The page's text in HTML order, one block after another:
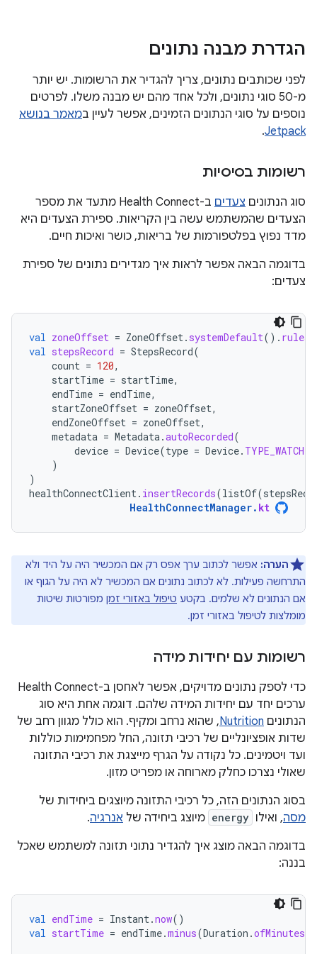
הגדרת מבנה נתונים
לפני שכותבים נתונים, צריך להגדיר את הרשומות. יש יותר
מ-50 סוגי נתונים, ולכל אחד מהם יש מבנה משלו. לפרטים
נוספים על סוגי הנתונים הזמינים, אפשר לעיין במאמר בנושא
Jetpack
.
רשומות בסיסיות
סוג הנתונים צעדים
ב-Health Connect מתעד את מספר
הצעדים שהמשתמש עשה בין הקריאות. ספירת הצעדים היא
מדד נפוץ בפלטפורמות של בריאות, כושר ואיכות חיים.
בדוגמה הבאה אפשר לראות איך מגדירים נתונים של ספירת
צעדים:
val zoneOffset = ZoneOffset. systemDefault(). rules
val stepsRecord = StepsRecord(
count = 120,
startTime = startTime,
endTime = endTime,
startZoneOffset = zoneOffset,
endZoneOffset = zoneOffset,
metadata = Metadata.autoRecorded(
device = Device(type = Device. TYPE_WATCH
)
)
healthConnectClient. insertRecords(listOf(
HealthConnectManager. kt
הערה: אפשר לכתוב ערך אפס רק אם המכשיר היה על היד ולא
התרחשה פעילות. לא לכתוב נתונים אם המכשיר לא היה על הגוף או
אם הנתונים לא שלמים. בקטע טיפול באזורי זמן מפורטות שיטות
מומלצות לטיפול באזורי זמן.
רשומות עם יחידות מידה
כדי לספק נתונים מדויקים, אפשר לאחסן ב-Health Connect
ערכים יחד עם יחידות המידה שלהם. דוגמה אחת היא סוג
הנתונים Nutrition, שהוא נרחב ומקיף. הוא כולל מגוון רחב של
שדות אופציונליים של רכיבי תזונה, החל מפחמימות כוללות
ועד ויטמינים. כל נקודה על הגרף מייצגת את רכיבי התזונה
שאולי נצרכו כחלק מארוחה או מפריט מזון.
בסוג הנתונים הזה, כל רכיבי התזונה מיוצגים ביחידות של
מסה, ואילו energy מיוצג ביחידה של אנרגיה.
בדוגמה הבאה מוצג איך להגדיר נתוני תזונה למשתמש שאכל
בננה:
val endTime = Instant.now()
val startTime = endTime.minus(Duration .ofMinutes